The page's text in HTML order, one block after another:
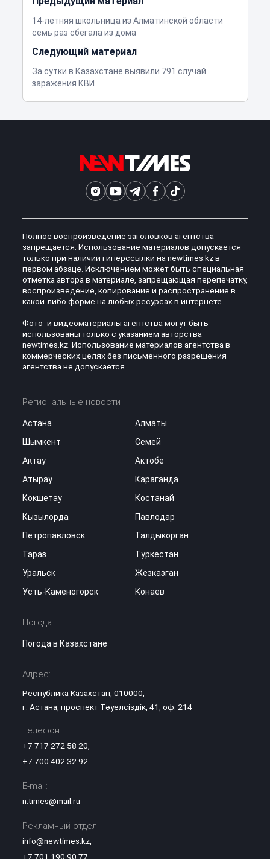
14-летняя школьница из Алматинской области
семь раз сбегала из дома
Следующий материал
За сутки в Казахстане выявили 791 случай
заражения КВИ
Полное воспроизведение заголовков агентства
запрещается. Использование материалов допускается
только при наличии гиперссылки на newtimes.kz в
первом абзаце. Исключением может быть специальная
отметка автора в материале, запрещающая перепечатку,
воспроизведение, копирование и распространение в
какой-либо форме на любых ресурсах в интернете.
Фото- и видеоматериалы агентства могут быть
использованы только с указанием авторства
newtimes.kz. Использование материалов агентства в
коммерческих целях без письменного разрешения
агентства не допускается.
Региональные новости
Астана
Алматы
Шымкент
Семей
Актау
Актобе
Атырау
Караганда
Кокшетау
Костанай
Кызылорда
Павлодар
Петропавловск
Талдыкорган
Тараз
Туркестан
Уральск
Жезказган
Усть-Каменогорск
Конаев
Погода
Погода в Казахстане
Адрес:
Республика Казахстан, 010000,
г. Астана, проспект Тәуелсіздік, 41, оф. 214
Телефон:
+7 717 272 58 20
+7 700 402 32 92
E-mail:
n.times@mail.ru
Рекламный отдел:
info@newtimes.kz,
+7 701 190 90 77